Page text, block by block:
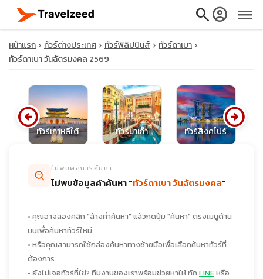
searchaccount_circle menu
close
travel_explore
calendar_month
หน้าแรก ทัวร์ต่างประเทศ ทัวร์ฟิลิปปินส์
ทัวร์ดาเบา
ทัวร์ดาเบา วันฉัตรมงคล 2569
ทัวร์เกาหลีใต้ ทัวร์มาเก๊า ทัวร์สิงคโปร์
arrow_circle_left arrow_circle_right
ไม่พบผลการค้นหา
ไม่พบข้อมูลคำค้นหา "ทัวร์ดาเบา วันฉัตรมงคล"
• คุณอาจลองคลิก "ล้างคำค้นหา" แล้วกดปุ่ม "ค้นหา" ตรงเมนูด้าน
บนเพื่อค้นหาทัวร์ใหม่
• หรือคุณสามารถใช้กล่องค้นหาทางซ้ายมือเพื่อเลือกค้นหาทัวร์ที่
ต้องการ
• ยังไม่เจอทัวร์ที่ใช่? ทีมงานของเราพร้อมช่วยหาให้ ทัก LINEหรือ